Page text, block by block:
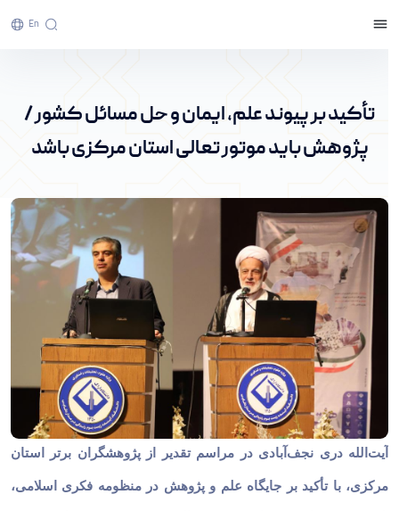
En
پژوهش باید موتور تعالی استان مرکزی باشد - پرتال
خبری دانشگاه اراک
تأکید بر پیوند علم، ایمان و حل مسائل کشور /
پژوهش باید موتور تعالی استان مرکزی باشد
آیت‌الله دری نجف‌آبادی در مراسم تقدیر از پژوهشگران برتر استان
مرکزی، با تأکید بر جایگاه علم و پژوهش در منظومه فکری اسلامی،